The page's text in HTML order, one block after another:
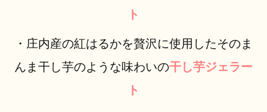
ト
・庄内産の紅はるかを贅沢に使用したそのま
んま干し芋のような味わいの干し芋ジェラー
ト